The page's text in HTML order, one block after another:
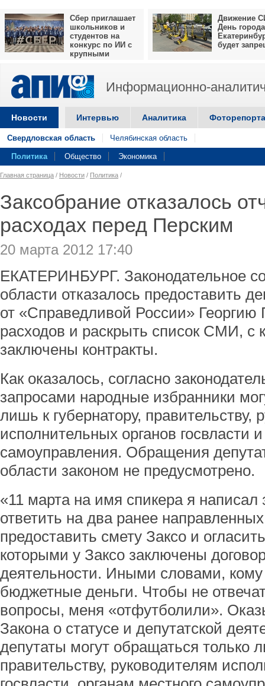
Сбер приглашает
школьников и
студентов на
конкурс по ИИ с
крупными
Движение
День города
будет
Информационно-
Новости Интервью Аналитика
Свердловская область Челябинская область
Политика Общество Экономика
Главная страница / Новости / Политика /
Заксобрание отказалось
расходах перед Перским
20 марта 2012 17:40
ЕКАТЕРИНБУРГ. Законодательное
области отказалось предоставить
от «Справедливой России» Георгию
расходов и раскрыть список СМИ, с
заключены контракты.
Как оказалось, согласно
запросами народные избранники
лишь к губернатору, правительству,
исполнительных органов госвласти
самоуправления. Обращения
области законом не предусмотрено.
«11 марта на имя спикера я написал
ответить на два ранее
предоставить смету Заксо и
которыми у Заксо заключены
деятельности. Иными словами,
бюджетные деньги. Чтобы не
вопросы, меня «отфутболили».
Закона о статусе и депутатской
депутаты могут обращаться только
правительству, руководителям